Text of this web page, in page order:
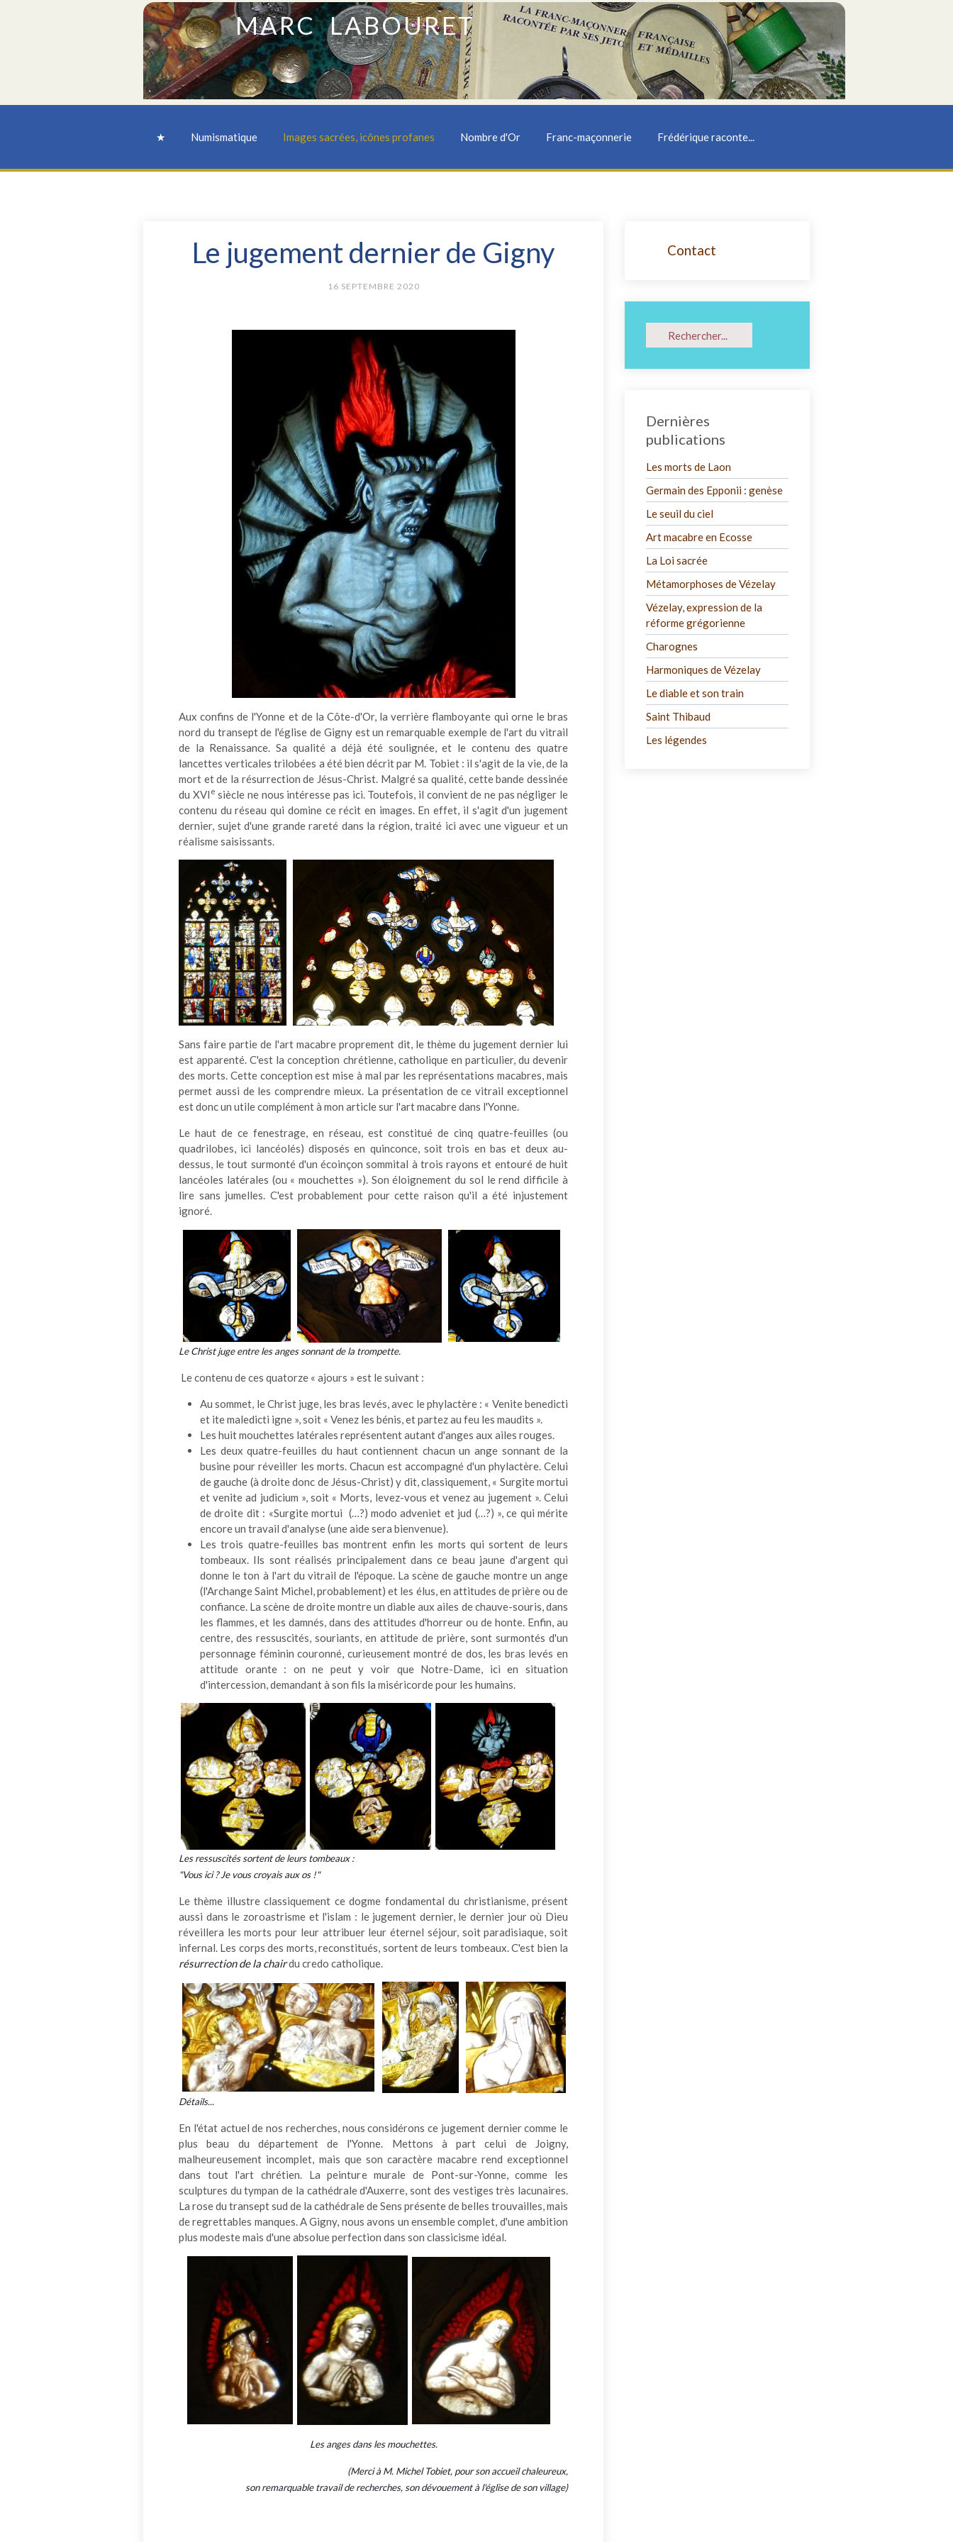
MARC LABOURET
★ Numismatique Images sacrées, icônes profanes Nombre d'Or Franc-maçonnerie Frédérique raconte...
Le jugement dernier de Gigny
16 SEPTEMBRE 2020
Aux confins de l'Yonne et de la Côte-d'Or, la verrière flamboyante qui orne le bras
nord du transept de l'église de Gigny est un remarquable exemple de l'art du vitrail
de la Renaissance. Sa qualité a déjà été soulignée, et le contenu des quatre
lancettes verticales trilobées a été bien décrit par M. Tobiet : il s'agit de la vie, de la
mort et de la résurrection de Jésus-Christ. Malgré sa qualité, cette bande dessinée
du XVI e siècle ne nous intéresse pas ici. Toutefois, il convient de ne pas négliger le
contenu du réseau qui domine ce récit en images. En effet, il s'agit d'un jugement
dernier, sujet d'une grande rareté dans la région, traité ici avec une vigueur et un
réalisme saisissants.
Sans faire partie de l'art macabre proprement dit, le thème du jugement dernier lui
est apparenté. C'est la conception chrétienne, catholique en particulier, du devenir
des morts. Cette conception est mise à mal par les représentations macabres, mais
permet aussi de les comprendre mieux. La présentation de ce vitrail exceptionnel
est donc un utile complément à mon article sur l'art macabre dans l'Yonne.
Le haut de ce fenestrage, en réseau, est constitué de cinq quatre-feuilles (ou
quadrilobes, ici lancéolés) disposés en quinconce, soit trois en bas et deux au-
dessus, le tout surmonté d'un écoinçon sommital à trois rayons et entouré de huit
lancéoles latérales (ou « mouchettes »). Son éloignement du sol le rend difficile à
lire sans jumelles. C'est probablement pour cette raison qu'il a été injustement
ignoré.
Le Christ juge entre les anges sonnant de la trompette.
Le contenu de ces quatorze « ajours » est le suivant :
Au sommet, le Christ juge, les bras levés, avec le phylactère : « Venite benedicti
et ite maledicti igne », soit « Venez les bénis, et partez au feu les maudits ».
Les huit mouchettes latérales représentent autant d'anges aux ailes rouges.
Les deux quatre-feuilles du haut contiennent chacun un ange sonnant de la
busine pour réveiller les morts. Chacun est accompagné d'un phylactère. Celui
de gauche (à droite donc de Jésus-Christ) y dit, classiquement, « Surgite mortui
et venite ad judicium », soit « Morts, levez-vous et venez au jugement ». Celui
de droite dit : «Surgite mortui (…?) modo adveniet et jud (…?) », ce qui mérite
encore un travail d'analyse (une aide sera bienvenue).
Les trois quatre-feuilles bas montrent enfin les morts qui sortent de leurs
tombeaux. Ils sont réalisés principalement dans ce beau jaune d'argent qui
donne le ton à l'art du vitrail de l'époque. La scène de gauche montre un ange
(l'Archange Saint Michel, probablement) et les élus, en attitudes de prière ou de
confiance. La scène de droite montre un diable aux ailes de chauve-souris, dans
les flammes, et les damnés, dans des attitudes d'horreur ou de honte. Enfin, au
centre, des ressuscités, souriants, en attitude de prière, sont surmontés d'un
personnage féminin couronné, curieusement montré de dos, les bras levés en
attitude orante : on ne peut y voir que Notre-Dame, ici en situation
d'intercession, demandant à son fils la miséricorde pour les humains.
Les ressuscités sortent de leurs tombeaux :
"Vous ici ? Je vous croyais aux os !"
Le thème illustre classiquement ce dogme fondamental du christianisme, présent
aussi dans le zoroastrisme et l'islam : le jugement dernier, le dernier jour où Dieu
réveillera les morts pour leur attribuer leur éternel séjour, soit paradisiaque, soit
infernal. Les corps des morts, reconstitués, sortent de leurs tombeaux. C'est bien la
résurrection de la chairdu credo catholique.
Détails...
En l'état actuel de nos recherches, nous considérons ce jugement dernier comme le
plus beau du département de l'Yonne. Mettons à part celui de Joigny,
malheureusement incomplet, mais que son caractère macabre rend exceptionnel
dans tout l'art chrétien. La peinture murale de Pont-sur-Yonne, comme les
sculptures du tympan de la cathédrale d'Auxerre, sont des vestiges très lacunaires.
La rose du transept sud de la cathédrale de Sens présente de belles trouvailles, mais
de regrettables manques. A Gigny, nous avons un ensemble complet, d'une ambition
plus modeste mais d'une absolue perfection dans son classicisme idéal.
Les anges dans les mouchettes.
(Merci à M. Michel Tobiet, pour son accueil chaleureux,
son remarquable travail de recherches, son dévouement à l'église de son village)
Contact
Dernières
publications
Les morts de Laon
Germain des Epponii : genèse
Le seuil du ciel
Art macabre en Ecosse
La Loi sacrée
Métamorphoses de Vézelay
Vézelay, expression de la
réforme grégorienne
Charognes
Harmoniques de Vézelay
Le diable et son train
Saint Thibaud
Les légendes